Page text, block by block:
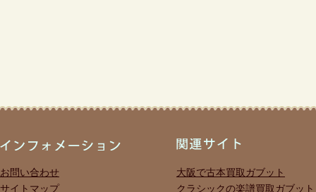
お問い合わせ
サイトマップ
大阪で古本買取ガブット
クラシックの楽譜買取ガブット